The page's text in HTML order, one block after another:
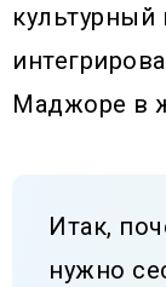
Маджоре в
Итак,
нужно